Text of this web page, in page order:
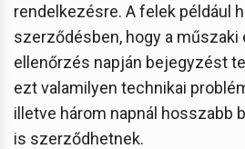
rendelkezésre. A felek például
szerződésben, hogy a műszaki
ellenőrzés napján bejegyzést
ezt valamilyen technikai
illetve három napnál hosszabb
is szerződhetnek.